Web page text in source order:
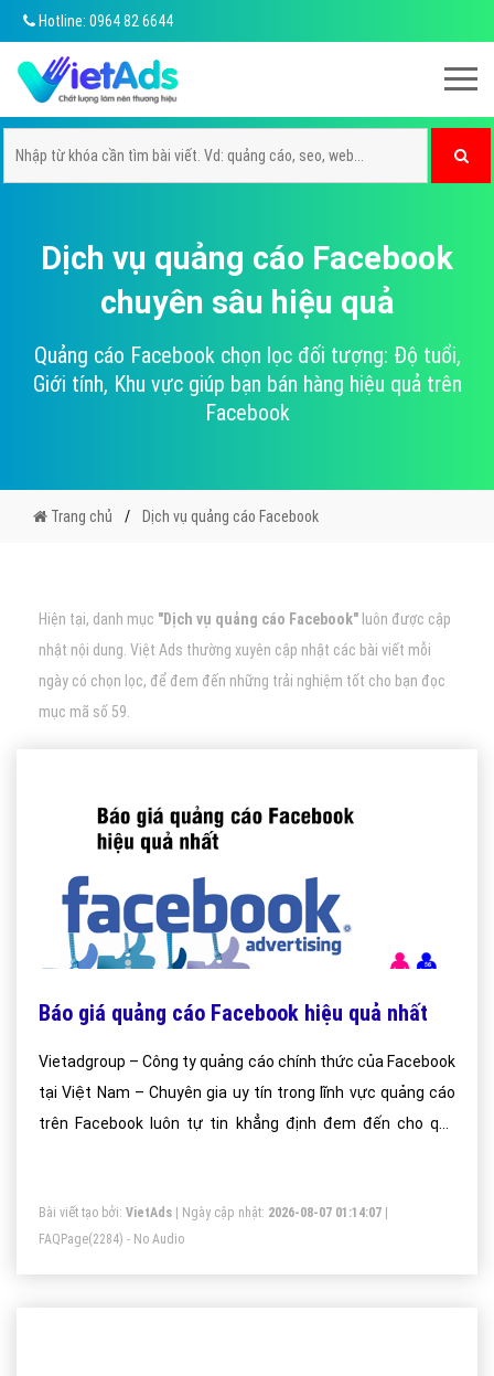
Hotline: 0964 82 6644
Dịch vụ quảng cáo Facebook
chuyên sâu hiệu quả
Quảng cáo Facebook chọn lọc đối tượng: Độ tuổi,
Giới tính, Khu vực giúp bạn bán hàng hiệu quả trên
Facebook
Trang chủ Dịch vụ quảng cáo Facebook
Hiện tại, danh mục "Dịch vụ quảng cáo Facebook" luôn được cập
nhật nội dung. Việt Ads thường xuyên cập nhật các bài viết mỗi
ngày có chọn lọc, để đem đến những trải nghiệm tốt cho bạn đọc
mục mã số 59.
Báo giá quảng cáo Facebook hiệu quả nhất
Vietadgroup – Công ty quảng cáo chính thức của Facebook
tại Việt Nam – Chuyên gia uy tín trong lĩnh vực quảng cáo
trên Facebook luôn tự tin khẳng định đem đến cho quý
Bài viết tạo bởi: VietAds | Ngày cập nhật: 2026-08-07 01:14:07
FAQPage(2284) - No Audio